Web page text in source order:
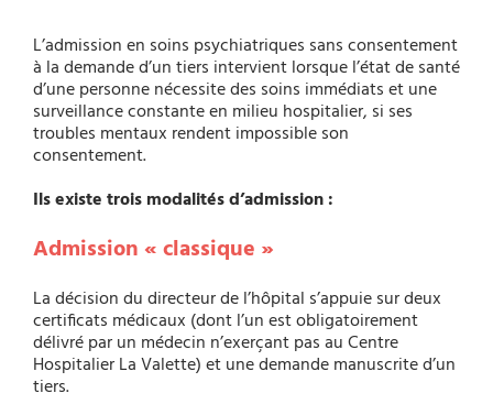
L’admission en soins psychiatriques sans consentement
à la demande d’un tiers intervient lorsque l’état de santé
d’une personne nécessite des soins immédiats et une
surveillance constante en milieu hospitalier, si ses
troubles mentaux rendent impossible son
consentement.
Ils existe trois modalités d’admission :
Admission « classique »
La décision du directeur de l’hôpital s’appuie sur deux
certificats médicaux (dont l’un est obligatoirement
délivré par un médecin n’exerçant pas au Centre
Hospitalier La Valette) et une demande manuscrite d’un
tiers.